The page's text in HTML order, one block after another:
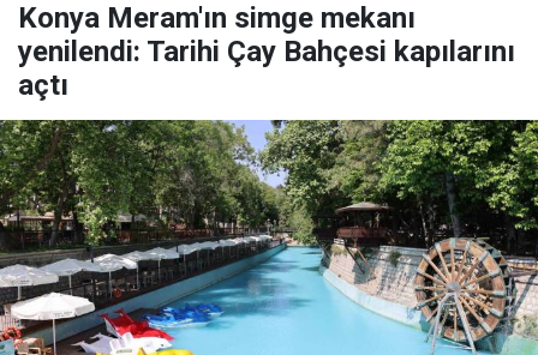
Konya Meram'ın simge mekanı
yenilendi: Tarihi Çay Bahçesi kapılarını
açtı